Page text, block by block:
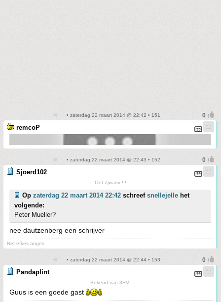
• zaterdag 22 maart 2014 @ 22:42 • 151
remcoP
• zaterdag 22 maart 2014 @ 22:43 • 152
Sjoerd102
Oet Zjwame!!!
Op zaterdag 22 maart 2014 22:42 schreef snellejelle het
volgende:
Peter Mueller?
nee dautzenberg een schrijver
Net efkes anges
• zaterdag 22 maart 2014 @ 22:44 • 153
Pandaplint
Bekend van 3FM.
Guus is een goede gast